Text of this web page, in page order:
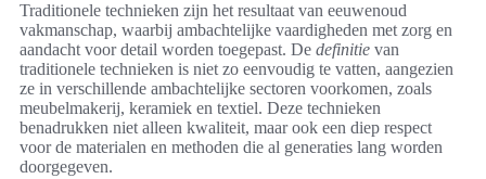
Traditionele technieken zijn het resultaat van eeuwenoud
vakmanschap, waarbij ambachtelijke vaardigheden met zorg en
aandacht voor detail worden toegepast. De definitie van
traditionele technieken is niet zo eenvoudig te vatten, aangezien
ze in verschillende ambachtelijke sectoren voorkomen, zoals
meubelmakerij, keramiek en textiel. Deze technieken
benadrukken niet alleen kwaliteit, maar ook een diep respect
voor de materialen en methoden die al generaties lang worden
doorgegeven.